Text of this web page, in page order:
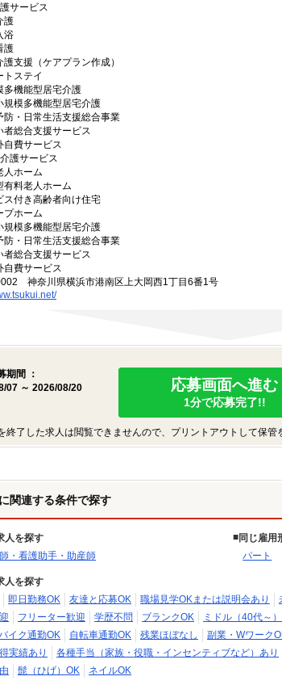
サービス
護
浴
護
支援（ケアプラン作成）
ステイ
機能型居宅介護
模多機能型居宅介護
・日常生活支援総合事業
総合支援サービス
費サービス
護サービス
ホーム
料老人ホーム
付き高齢者向け住宅
ホーム
模多機能型居宅介護
・日常生活支援総合事業
総合支援サービス
費サービス
神奈川県横浜市港南区上大岡西1丁目6番1号
期間 ：
07 ～ 2026/08/20
応募画面へ進む
1分で応募完了!!
終了した求人は閲覧できませんので、プリントアウトして保管
関連する条件で探す
人を探す
・看護助手・助産師
同じ雇用
パート
人を探す
即日勤務OK 友達と応募OK 職場見学OKまたは説明会あり
フリーター歓迎 学歴不問 ブランクOK ミドル（40代～
イク通勤OK 自転車通勤OK 残業ほぼなし 副業・Wワーク
実績あり
各種手当（家族・役職・インセンティブなど）あり
髭（ひげ）OK ネイルOK